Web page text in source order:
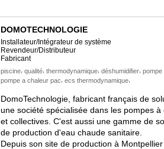
DOMOTECHNOLOGIE
Installateur/Intégrateur de système
Revendeur/Distributeur
Fabricant
piscine, qualité, thermodynamique, déshumidifier, pompe
pompe a chaleur pac ecs thermodynamique,
DomoTechnologie, fabricant français de
une société spécialisée dans les pompes
et collectives. C'est aussi une gamme de
de production d'eau chaude sanitaire.
Depuis son site de production à